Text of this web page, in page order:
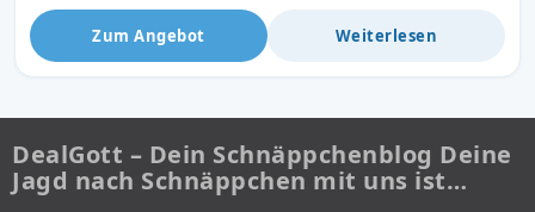
Zum Angebot Weiterlesen
DealGott – Dein Schnäppchenblog Deine
Jagd nach Schnäppchen mit uns ist…